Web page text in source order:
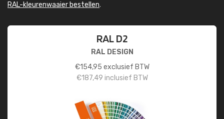
RAL-kleurenwaaier bestellen.
RAL D2
RAL DESIGN
€154,95 exclusief BTW
€187,49 inclusief BTW